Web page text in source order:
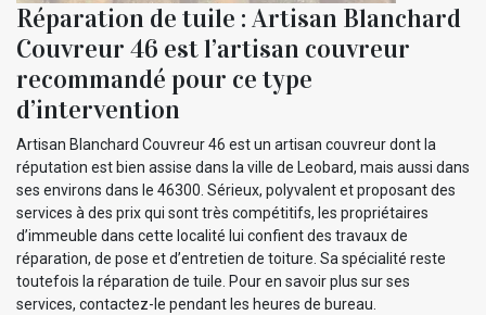
Réparation de tuile : Artisan Blanchard
Couvreur 46 est l’artisan couvreur
recommandé pour ce type
d’intervention
Artisan Blanchard Couvreur 46 est un artisan couvreur dont la
réputation est bien assise dans la ville de Leobard, mais aussi dans
ses environs dans le 46300. Sérieux, polyvalent et proposant des
services à des prix qui sont très compétitifs, les propriétaires
d’immeuble dans cette localité lui confient des travaux de
réparation, de pose et d’entretien de toiture. Sa spécialité reste
toutefois la réparation de tuile. Pour en savoir plus sur ses
services, contactez-le pendant les heures de bureau.